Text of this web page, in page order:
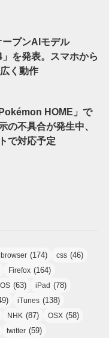
プンAIモデル
」を発表。スマホから
く動作
HOME」で
の不具合が発生中、
で対応予定
browser (174) css (46)
Firefox (164)
(63) iPad (78)
iTunes (138)
NHK (87) OSX (58)
twitter (59)